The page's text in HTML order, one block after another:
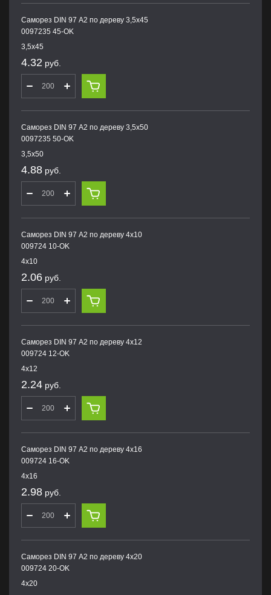
Саморез DIN 97 А2 по дереву 3,5х45
0097235 45-OK
3,5х45
4.32 руб.
Саморез DIN 97 А2 по дереву 3,5х50
0097235 50-OK
3,5х50
4.88 руб.
Саморез DIN 97 А2 по дереву 4х10
009724 10-OK
4х10
2.06 руб.
Саморез DIN 97 А2 по дереву 4х12
009724 12-OK
4х12
2.24 руб.
Саморез DIN 97 А2 по дереву 4х16
009724 16-OK
4х16
2.98 руб.
Саморез DIN 97 А2 по дереву 4х20
009724 20-OK
4х20